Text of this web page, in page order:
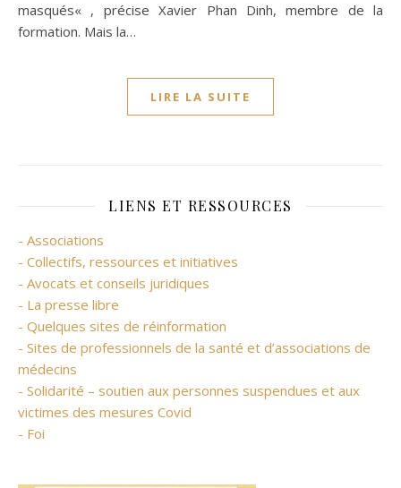
masqués« , précise Xavier Phan Dinh, membre de la
formation. Mais la…
LIRE LA SUITE
LIENS ET RESSOURCES
- Associations
- Collectifs, ressources et initiatives
- Avocats et conseils juridiques
- La presse libre
- Quelques sites de réinformation
- Sites de professionnels de la santé et d’associations de
médecins
- Solidarité – soutien aux personnes suspendues et aux
victimes des mesures Covid
- Foi